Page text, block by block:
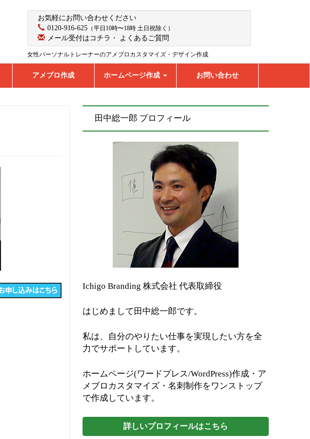
お気軽にお問い合わせください
0120-916-625 （平日10時〜18時 土日祝除く）
メール受付はコチラ ・ よくあるご質問
女性パーソナルトレーナーのアメブロカスタマイズ・デザイン作成
アメブロ作成 ホームページ作成 お問い合わせ
田中総一郎 プロフィール
Ichigo Branding 株式会社 代表取締役
はじめまして田中総一郎です。
私は、自分のやりたい仕事を実現したい方を全
力でサポートしています。
ホームページ(ワードプレス/WordPress)作成・ア
メブロカスタマイズ・名刺制作をワンストップ
で作成しています。
詳しいプロフィールはこちら